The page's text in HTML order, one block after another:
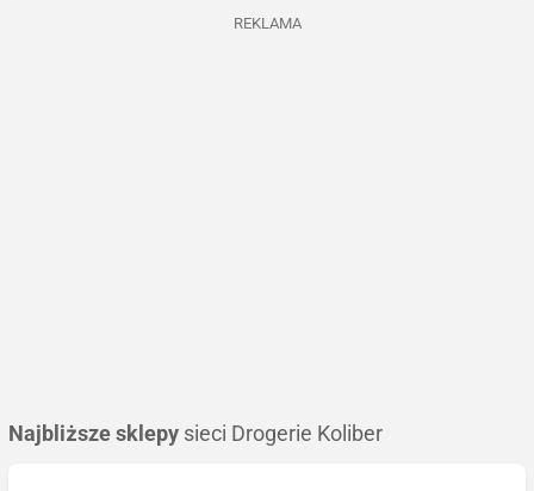
REKLAMA
Najbliższe sklepy sieci Drogerie Koliber